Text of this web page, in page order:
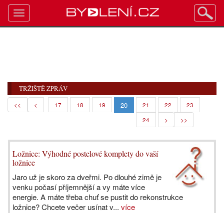
TRŽIŠTĚ ZPRÁV
<< < 17 18 19 20 21 22
23
24
> >>
Ložnice: Výhodné postelové komplety do vaší
ložnice
Jaro už je skoro za dveřmi. Po dlouhé zimě je
venku počasí příjemnější a vy máte více
energie. A máte třeba chuť se pustit do rekonstrukce
ložnice? Chcete večer usínat v... více
Toggle
navigation